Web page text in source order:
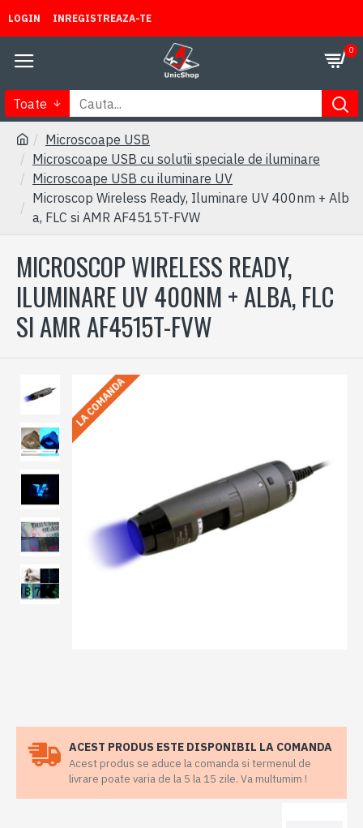
LOGIN INREGISTREAZA-TE
0
Toate
Microscoape USB
Microscoape USB cu solutii speciale de iluminare
Microscoape USB cu iluminare UV
Microscop Wireless Ready, Iluminare UV 400nm + Alb
a, FLC si AMR AF4515T-FVW
MICROSCOP WIRELESS READY,
ILUMINARE UV 400NM + ALBA, FLC
SI AMR AF4515T-FVW
LA COMANDA
ACEST PRODUS ESTE DISPONIBIL LA COMANDA
Acest produs se aduce la comanda si termenul de
livrare poate varia de la 5 la 15 zile. Va multumim !